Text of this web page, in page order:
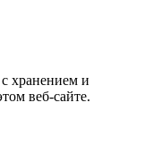
хранением и
веб-сайте.